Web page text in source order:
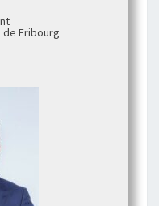
de Fribourg